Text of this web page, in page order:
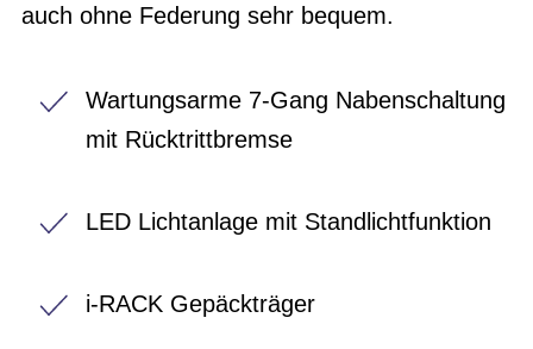
auch ohne Federung sehr bequem.
Wartungsarme 7-Gang Nabenschaltung
mit Rücktrittbremse
LED Lichtanlage mit Standlichtfunktion
i-RACK Gepäckträger